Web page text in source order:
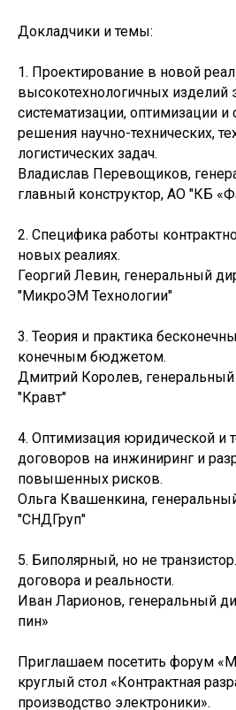
Докладчики и темы:
1. Проектирование в новой
высокотехнологичных изделий
систематизации, оптимизации и
решения научно-технических,
логистических задач.
Владислав Перевощиков,
главный конструктор, АО "КБ
2. Специфика работы
новых реалиях.
Георгий Левин, генеральный
"МикроЭМ Технологии"
3. Теория и практика
конечным бюджетом.
Дмитрий Королев,
"Кравт"
4. Оптимизация юридической и
договоров на инжиниринг и
повышенных рисков.
Ольга Квашенкина,
"СНДГруп"
5. Биполярный, но не
договора и реальности.
Иван Ларионов, генеральный
пин»
Приглашаем посетить форум
круглый стол «Контрактная
производство электроники».